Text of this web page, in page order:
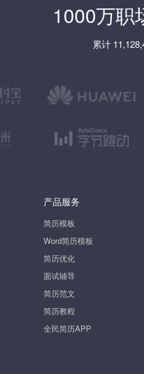
1000万职
累计
产品服务
简历模板
Word简历模板
简历优化
面试辅导
简历范文
简历教程
全民简历APP